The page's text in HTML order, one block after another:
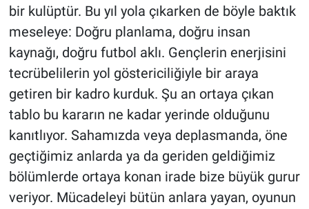
bir kulüptür. Bu yıl yola çıkarken de böyle baktık
meseleye: Doğru planlama, doğru insan
kaynağı, doğru futbol aklı. Gençlerin enerjisini
tecrübelilerin yol göstericiliğiyle bir araya
getiren bir kadro kurduk. Şu an ortaya çıkan
tablo bu kararın ne kadar yerinde olduğunu
kanıtlıyor. Sahamızda veya deplasmanda, öne
geçtiğimiz anlarda ya da geriden geldiğimiz
bölümlerde ortaya konan irade bize büyük gurur
veriyor. Mücadeleyi bütün anlara yayan, oyunun